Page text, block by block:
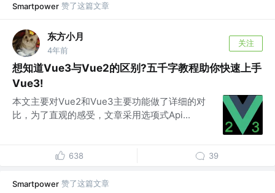
Smartpower 赞了这篇文章
东方小月
4年前
关注
想知道Vue3与Vue2的区别?五千字教程助你快速上手
Vue3!
本文主要对Vue2和Vue3主要功能做了详细的对
比，为了直观的感受，文章采用选项式Api...
638 39
Smartpower 赞了这篇文章